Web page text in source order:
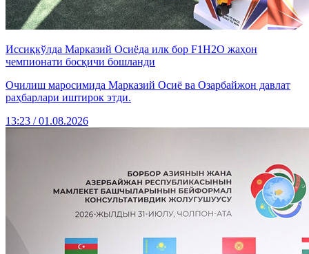
Иссиқкўлда Марказий Осиёда илк бор F1H2O жаҳон
чемпионати босқичи бошланди
Очилиш маросимида Марказий Осиё ва Озарбайжон давлат
раҳбарлари иштирок этди.
13:23 / 01.08.2026